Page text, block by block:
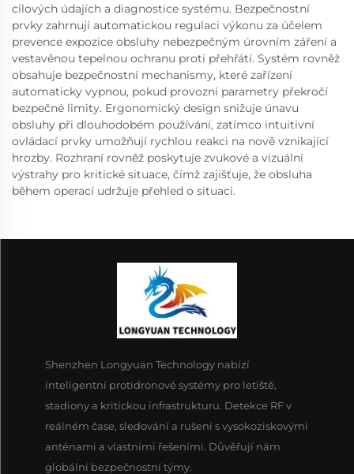
cílových údajích a diagnostice systému. Bezpečnostní
prvky zahrnují automatickou regulaci výkonu za účelem
prevence expozice obsluhy nebezpečným úrovním záření a
vestavěnou tepelnou ochranu proti přehřátí. Systém rovněž
obsahuje bezpečnostní mechanismy, které zařízení
automaticky vypnou, pokud provozní parametry překročí
bezpečné limity. Ergonomický design snižuje únavu
obsluhy při dlouhodobém používání, zatímco intuitivní
ovládací prvky umožňují rychlou reakci na nově vznikající
hrozby. Rozhraní rovněž poskytuje zvukové a vizuální
výstrahy pro kritické situace, čímž zajišťuje, že obsluha
během operací udržuje přehled o situaci.
Shenzhen Longyuan Technology nabízí
inteligentní protidronové systémy pro letiště,
stadiony a kritickou infrastrukturu. Detekce RF v
reálném čase, sledování a rušení s vysokoziskovými
anténami a vlastními řešeními. Důvěřují nám
globální bezpečnostní týmy.